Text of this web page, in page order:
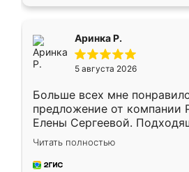
Аринка Р.
5 августа 2026
Больше всех мне
предложение от компании
Елены Сергеевой.
короткие сроки
для замера сотрудник
предложил по моему
Читать полностью